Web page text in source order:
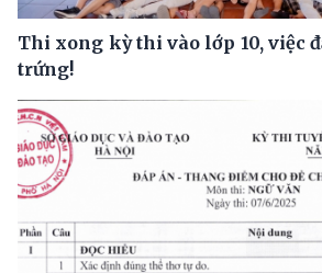
Thi xong kỳ thi vào lớp 10, việc
trứng!